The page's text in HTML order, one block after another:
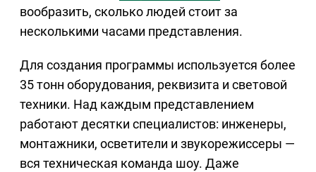
вообразить, сколько людей стоит за
несколькими часами представления.
Для создания программы используется более
35 тонн оборудования, реквизита и световой
техники. Над каждым представлением
работают десятки специалистов: инженеры,
монтажники, осветители и звукорежиссеры —
вся техническая команда шоу. Даже